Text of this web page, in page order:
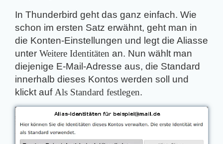
In Thunderbird geht das ganz einfach. Wie
schon im ersten Satz erwähnt, geht man in
die Konten-Einstellungen und legt die Aliasse
unter Weitere Identitäten an. Nun wählt man
diejenige E-Mail-Adresse aus, die Standard
innerhalb dieses Kontos werden soll und
klickt auf Als Standard festlegen.